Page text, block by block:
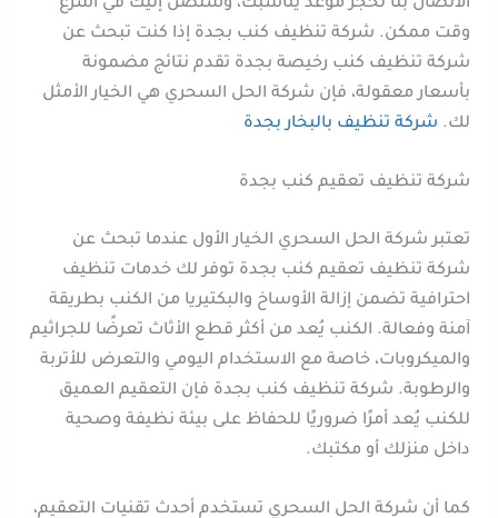
الاتصال بنا لحجز موعد يناسبك، وسنصل إليك في أسرع
وقت ممكن. شركة تنظيف كنب بجدة إذا كنت تبحث عن
شركة تنظيف كنب رخيصة بجدة تقدم نتائج مضمونة
بأسعار معقولة، فإن شركة الحل السحري هي الخيار الأمثل
لك. شركة تنظيف بالبخار بجدة
شركة تنظيف تعقيم كنب بجدة
تعتبر شركة الحل السحري الخيار الأول عندما تبحث عن
شركة تنظيف تعقيم كنب بجدة توفر لك خدمات تنظيف
احترافية تضمن إزالة الأوساخ والبكتيريا من الكنب بطريقة
آمنة وفعالة. الكنب يُعد من أكثر قطع الأثاث تعرضًا للجراثيم
والميكروبات، خاصة مع الاستخدام اليومي والتعرض للأتربة
والرطوبة. شركة تنظيف كنب بجدة فإن التعقيم العميق
للكنب يُعد أمرًا ضروريًا للحفاظ على بيئة نظيفة وصحية
داخل منزلك أو مكتبك.
كما أن شركة الحل السحري تستخدم أحدث تقنيات التعقيم،